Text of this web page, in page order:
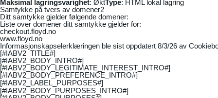
Maksimal lagringsvarighet: ØktType: HTML lokal lagring
Samtykke på tvers av domener2
Ditt samtykke gjelder følgende domener:
Liste over domener ditt samtykke gjelder for:
checkout.floyd.no
www.floyd.no
Informasjonskapselerklæringen ble sist oppdatert 8/3/26 av
[#IABV2_TITLE#]
[#IABV2_BODY_INTRO#]
[#IABV2_BODY_LEGITIMATE_INTEREST_INTRO#]
[#IABV2_BODY_PREFERENCE_INTRO#]
[#IABV2_LABEL_PURPOSES#]
[#IABV2_BODY_PURPOSES_INTRO#]